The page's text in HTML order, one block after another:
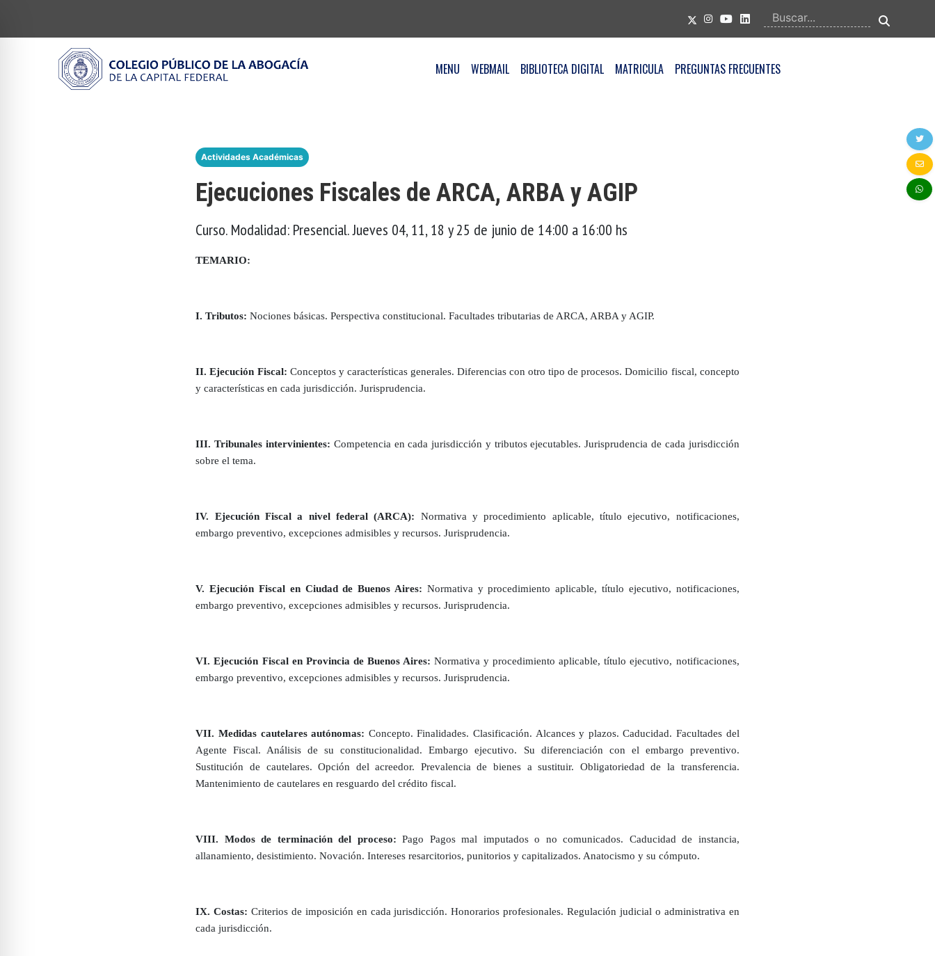
MENU WEBMAIL BIBLIOTECA DIGITAL MATRICULA PREGUNTAS FRECUENTES
Actividades Académicas
Ejecuciones Fiscales de ARCA, ARBA y AGIP
Curso. Modalidad: Presencial. Jueves 04, 11, 18 y 25 de junio de 14:00 a 16:00 hs
TEMARIO:
I. Tributos: Nociones básicas. Perspectiva constitucional. Facultades tributarias de ARCA, ARBA y AGIP.
II. Ejecución Fiscal: Conceptos y características generales. Diferencias con otro tipo de procesos. Domicilio fiscal, concepto
y características en cada jurisdicción. Jurisprudencia.
III. Tribunales intervinientes: Competencia en cada jurisdicción y tributos ejecutables. Jurisprudencia de cada jurisdicción
sobre el tema.
IV. Ejecución Fiscal a nivel federal (ARCA): Normativa y procedimiento aplicable, título ejecutivo, notificaciones,
embargo preventivo, excepciones admisibles y recursos. Jurisprudencia.
V. Ejecución Fiscal en Ciudad de Buenos Aires: Normativa y procedimiento aplicable, título ejecutivo, notificaciones,
embargo preventivo, excepciones admisibles y recursos. Jurisprudencia.
VI. Ejecución Fiscal en Provincia de Buenos Aires: Normativa y procedimiento aplicable, título ejecutivo, notificaciones,
embargo preventivo, excepciones admisibles y recursos. Jurisprudencia.
VII. Medidas cautelares autónomas: Concepto. Finalidades. Clasificación. Alcances y plazos. Caducidad. Facultades del
Agente Fiscal. Análisis de su constitucionalidad. Embargo ejecutivo. Su diferenciación con el embargo preventivo.
Sustitución de cautelares. Opción del acreedor. Prevalencia de bienes a sustituir. Obligatoriedad de la transferencia.
Mantenimiento de cautelares en resguardo del crédito fiscal.
VIII. Modos de terminación del proceso: Pago Pagos mal imputados o no comunicados. Caducidad de instancia,
allanamiento, desistimiento. Novación. Intereses resarcitorios, punitorios y capitalizados. Anatocismo y su cómputo.
IX. Costas: Criterios de imposición en cada jurisdicción. Honorarios profesionales. Regulación judicial o administrativa en
cada jurisdicción.